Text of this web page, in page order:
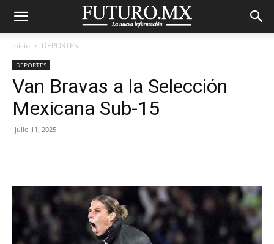
Inicio DEPORTES
DEPORTES
Van Bravas a la Selección
Mexicana Sub-15
julio 11, 2025